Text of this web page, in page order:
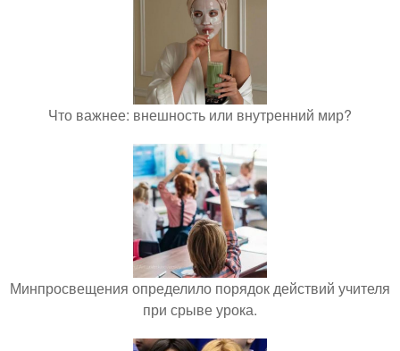
Что важнее: внешность или внутренний мир?
Минпросвещения определило порядок действий учителя
при срыве урока.